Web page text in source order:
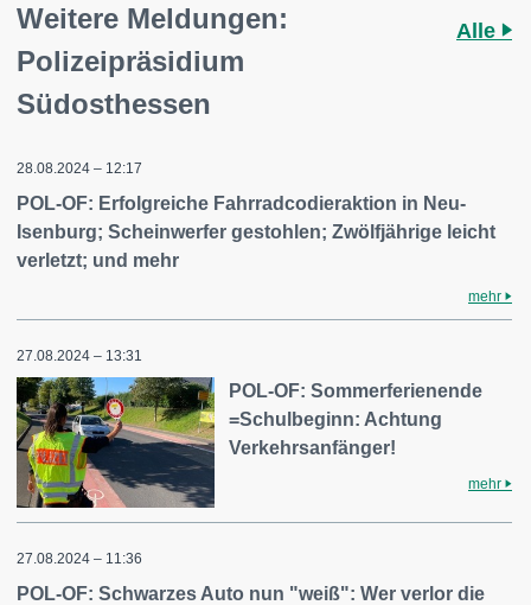
Weitere Meldungen:
Polizeipräsidium
Südosthessen
Alle
28.08.2024 – 12:17
POL-OF: Erfolgreiche Fahrradcodieraktion in Neu-
Isenburg; Scheinwerfer gestohlen; Zwölfjährige leicht
verletzt; und mehr
mehr
27.08.2024 – 13:31
POL-OF: Sommerferienende
=Schulbeginn: Achtung
Verkehrsanfänger!
mehr
27.08.2024 – 11:36
POL-OF: Schwarzes Auto nun "weiß": Wer verlor die